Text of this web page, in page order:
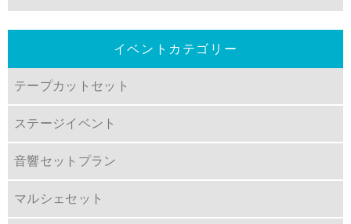
イベントカテゴリー
テープカットセット
ステージイベント
音響セットプラン
マルシェセット